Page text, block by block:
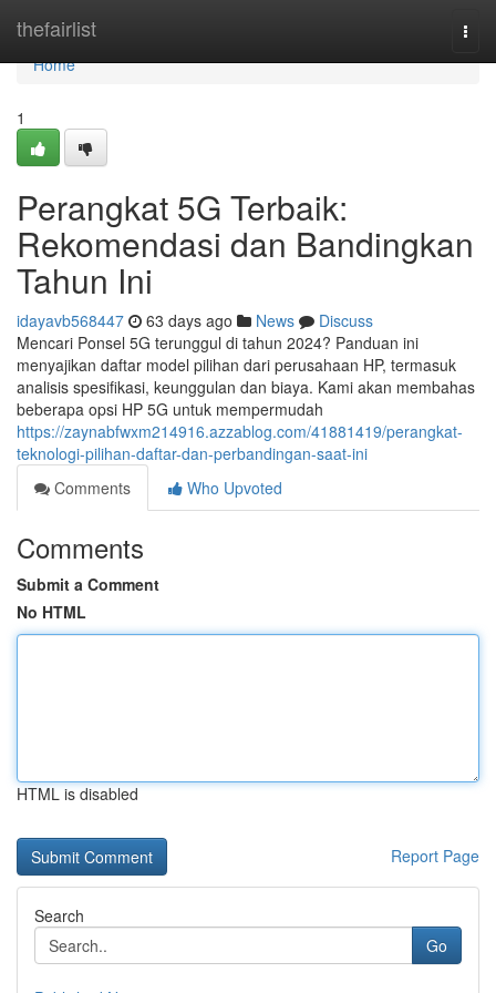
thefairlist
Home
Home
1
Perangkat 5G Terbaik:
Rekomendasi dan Bandingkan
Tahun Ini
idayavb568447 63 days ago News
Discuss
Mencari Ponsel 5G terunggul di tahun 2024? Panduan ini
menyajikan daftar model pilihan dari perusahaan HP, termasuk
analisis spesifikasi, keunggulan dan biaya. Kami akan membahas
beberapa opsi HP 5G untuk mempermudah
https://zaynabfwxm214916.azzablog.com/41881419/perangkat-
teknologi-pilihan-daftar-dan-perbandingan-saat-ini
Comments
Who Upvoted
Comments
Submit a Comment
No HTML
HTML is disabled
Report Page
Search
Go